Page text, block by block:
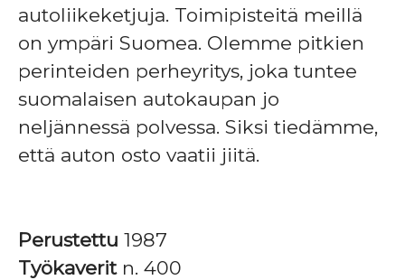
autoliikeketjuja. Toimipisteitä meillä
on ympäri Suomea. Olemme pitkien
perinteiden perheyritys, joka tuntee
suomalaisen autokaupan jo
neljännessä polvessa. Siksi tiedämme,
että auton osto vaatii jiitä.
Perustettu 1987
Työkaverit n. 400